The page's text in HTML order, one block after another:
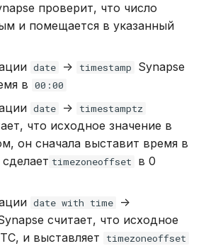
проверит, что число
и помещается в указанный
date -> timestamp
Synapse
в 00:00
date -> timestamptz
что исходное значение в
он сначала выставит время в
timezoneoffset
в 0
date with time ->
считает, что исходное
и выставляет
timezoneoffset